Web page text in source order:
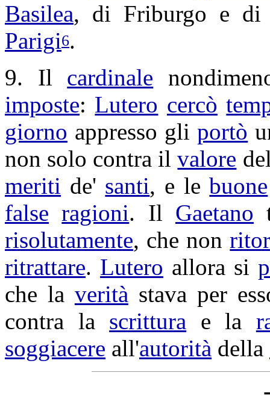
Basilea, di Friburgo e
Parigi6.
9. Il cardinale
imposte: Lutero cercò
giorno appresso gliportò
non solo contra ilvalore
meriti de' santi, e lebuone
false ragioni. Il Gaetano
risolutamente, che non
ritrattare. Lutero allora si
che la verità stava per
contra la scrittura e la
soggiacere all'autorità della